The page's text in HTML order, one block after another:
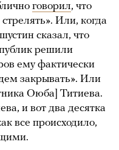
говорил, что
Или, когда
сказал, что
решили
ему фактически
закрывать». Или
Оюба] Титиева.
и вот два десятка
все происходило,